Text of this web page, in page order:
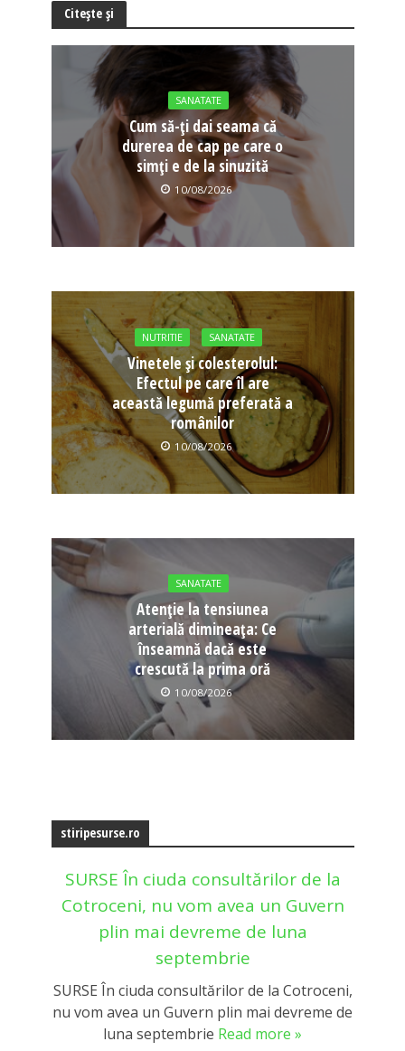
Citește și
SANATATE
Cum să-ți dai seama că
durerea de cap pe care o
simți e de la sinuzită
10/08/2026
NUTRITIE SANATATE
Vinetele și colesterolul:
Efectul pe care îl are
această legumă preferată a
românilor
10/08/2026
SANATATE
Atenție la tensiunea
arterială dimineața: Ce
înseamnă dacă este
crescută la prima oră
10/08/2026
stiripesurse.ro
SURSE În ciuda consultărilor de la
Cotroceni, nu vom avea un Guvern
plin mai devreme de luna
septembrie
SURSE În ciuda consultărilor de la Cotroceni,
nu vom avea un Guvern plin mai devreme de
luna septembrie Read more »